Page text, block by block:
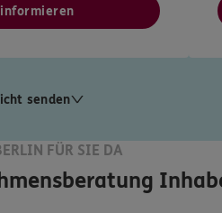
senden
FÜR SIE DA